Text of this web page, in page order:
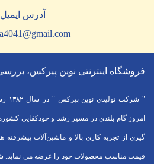
آدرس
فروشگاه اینترنتی نوین پیرکس،
"
امروز گام بلندی در مسیر رشد و خودکفایی
گیری از تجربه کاری بالا و ماشین‌آلات پیشرفته
قیمت مناسب محصولات خود را عرضه می نماید.